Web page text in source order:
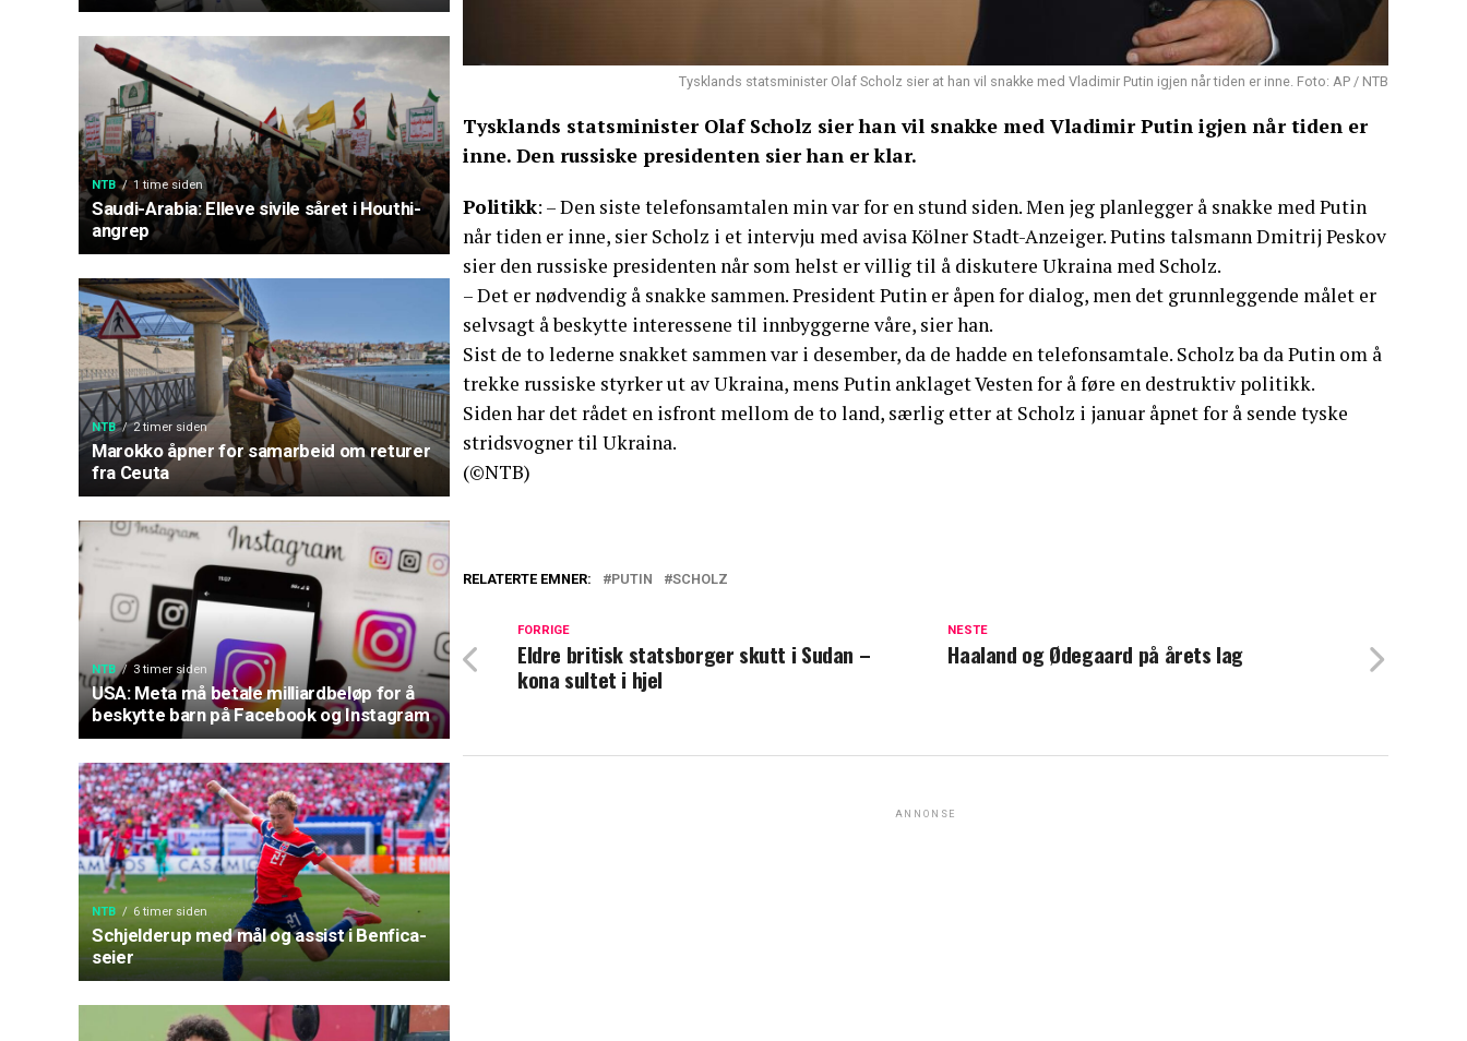
NTB 1 time siden
Saudi-Arabia: Elleve sivile såret i Houthi-
angrep
NTB 2 timer siden
Marokko åpner for samarbeid om returer
fra Ceuta
NTB 3 timer siden
USA: Meta må betale milliardbeløp for å
beskytte barn på Facebook og Instagram
NTB 6 timer siden
Schjelderup med mål og assist i Benfica-
seier
Tysklands statsminister Olaf Scholz sier at han vil snakke med Vladimir Putin igjen når tiden er inne. Foto: AP / NTB
Tysklands statsminister Olaf Scholz sier han vil snakke med Vladimir Putin igjen når tiden er
inne. Den russiske presidenten sier han er klar.
Politikk: – Den siste telefonsamtalen min var for en stund siden. Men jeg planlegger å snakke med Putin
når tiden er inne, sier Scholz i et intervju med avisa Kölner Stadt-Anzeiger. Putins talsmann Dmitrij Peskov
sier den russiske presidenten når som helst er villig til å diskutere Ukraina med Scholz.
– Det er nødvendig å snakke sammen. President Putin er åpen for dialog, men det grunnleggende målet er
selvsagt å beskytte interessene til innbyggerne våre, sier han.
Sist de to lederne snakket sammen var i desember, da de hadde en telefonsamtale. Scholz ba da Putin om å
trekke russiske styrker ut av Ukraina, mens Putin anklaget Vesten for å føre en destruktiv politikk.
Siden har det rådet en isfront mellom de to land, særlig etter at Scholz i januar åpnet for å sende tyske
stridsvogner til Ukraina.
(©NTB)
RELATERTE EMNER: PUTIN SCHOLZ
NESTE
Haaland og Ødegaard på årets lag
FORRIGE
Eldre britisk statsborger skutt i Sudan –
kona sultet i hjel
ANNONSE